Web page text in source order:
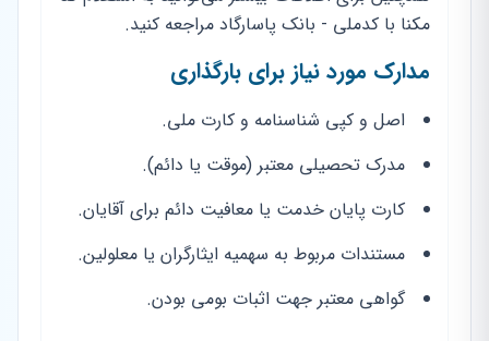
مکنا با کدملی - بانک پاسارگاد مراجعه کنید.
مدارک مورد نیاز برای بارگذاری
اصل و کپی شناسنامه و کارت ملی.
مدرک تحصیلی معتبر (موقت یا دائم).
کارت پایان خدمت یا معافیت دائم برای آقایان.
مستندات مربوط به سهمیه ایثارگران یا معلولین.
گواهی معتبر جهت اثبات بومی بودن.